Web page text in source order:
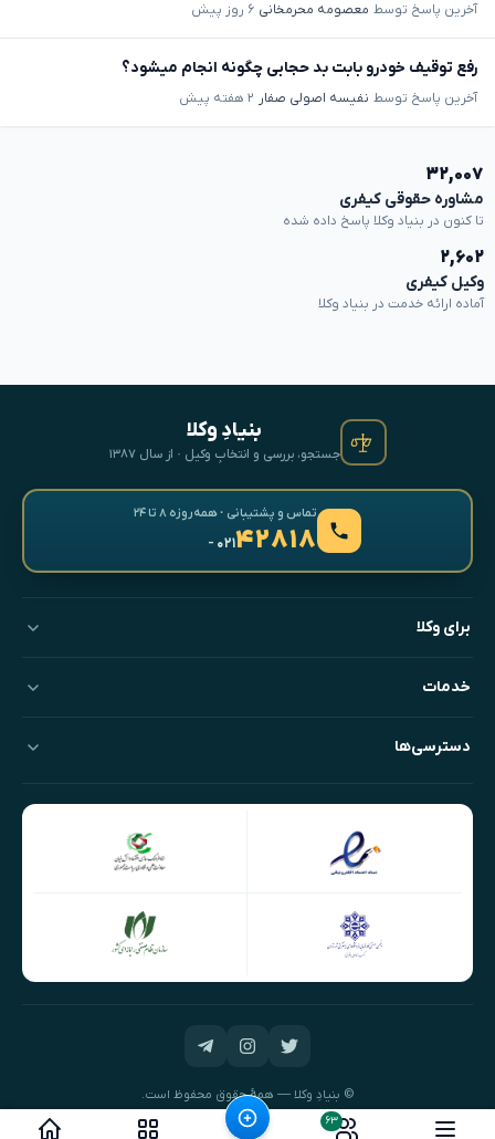
۶۳
آخرین پاسخ توسط معصومه محرمخانی ۶ روز پیش
رفع توقیف خودرو بابت بد حجابی چگونه انجام میشود؟
آخرین پاسخ توسط نفیسه اصولی صفار ۲ هفته پیش
۳۲,۰۰۷
مشاوره حقوقی کیفری
تا کنون در بنیاد وکلا پاسخ داده شده
۲,۶۰۲
وکیل کیفری
آماده ارائه خدمت در بنیاد وکلا
بنیادِ وکلا
جستجو، بررسی و انتخابِ وکیل · از سال ۱۳۸۷
تماس و پشتیبانی · همه‌روزه ۸ تا ۲۴
۴۲۸۱۸- ۰۲۱
برای وکلا
خدمات
دسترسی‌ها
© بنیادِ وکلا — همهٔ حقوق محفوظ است.
طراحی و توسعه:نیک‌داده‌پرداز